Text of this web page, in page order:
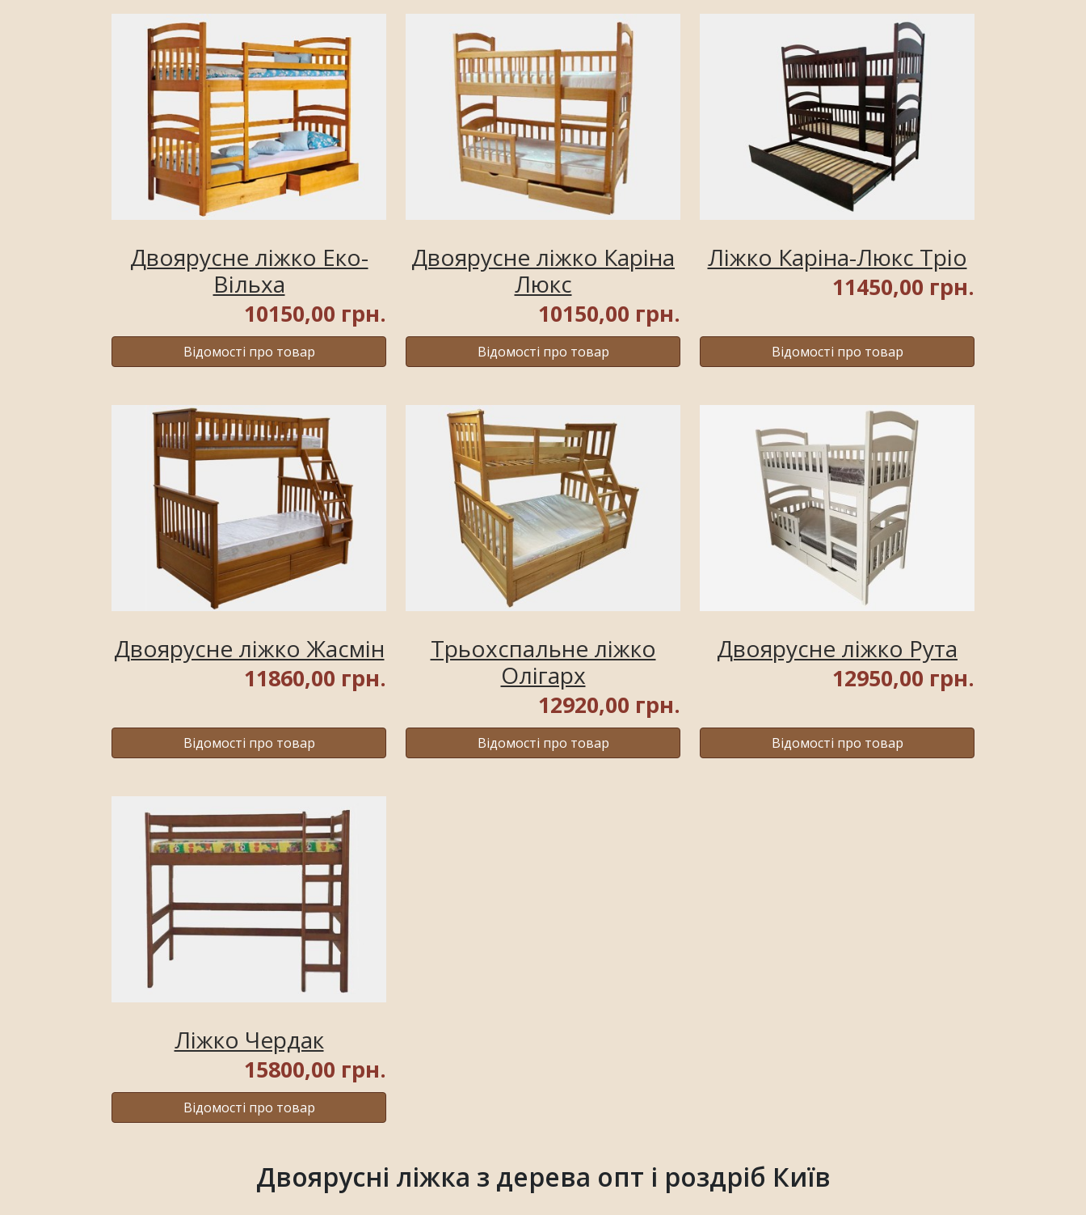
Двоярусне ліжко Еко-
Вільха
10150,00 грн.
Відомості про товар
Двоярусне ліжко Каріна
Люкс
10150,00 грн.
Відомості про товар
Ліжко Каріна-Люкс Тріо
11450,00 грн.
Відомості про товар
Двоярусне ліжко Жасмін
11860,00 грн.
Відомості про товар
Трьохспальне ліжко
Олігарх
12920,00 грн.
Відомості про товар
Двоярусне ліжко Рута
12950,00 грн.
Відомості про товар
Ліжко Чердак
15800,00 грн.
Відомості про товар
Двоярусні ліжка з дерева опт і роздріб Київ